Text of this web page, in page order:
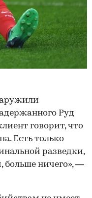
Руд
говорит, что
Есть только
разведки,
больше ничего», —